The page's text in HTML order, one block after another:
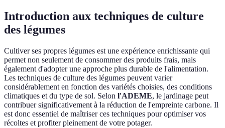
Introduction aux techniques de culture
des légumes
Cultiver ses propres légumes est une expérience enrichissante qui
permet non seulement de consommer des produits frais, mais
également d'adopter une approche plus durable de l'alimentation.
Les techniques de culture des légumes peuvent varier
considérablement en fonction des variétés choisies, des conditions
climatiques et du type de sol. Selon l'ADEME, le jardinage peut
contribuer significativement à la réduction de l'empreinte carbone. Il
est donc essentiel de maîtriser ces techniques pour optimiser vos
récoltes et profiter pleinement de votre potager.